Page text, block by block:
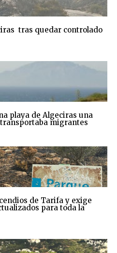
tras quedar controlado
playa de Algeciras una
migrantes
de Tarifa y exige
para toda la